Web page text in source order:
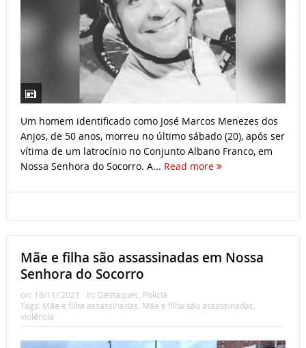
Um homem identificado como José Marcos Menezes dos
Anjos, de 50 anos, morreu no último sábado (20), após ser
vítima de um latrocínio no Conjunto Albano Franco, em
Nossa Senhora do Socorro. A... Read more
Mãe e filha são assassinadas em Nossa
Senhora do Socorro
on: 16/11/ 2021 In: Destaques, Polícia
Tags: Mãe e filha assassinadas, Mãe e filha são assassinadas,
violência